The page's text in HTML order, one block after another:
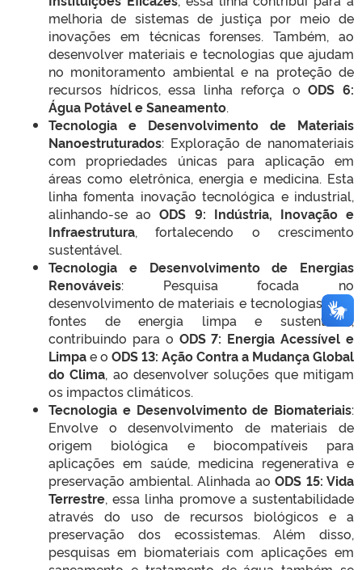
melhoria de sistemas de justiça por meio de
inovações em técnicas forenses. Também, ao
desenvolver materiais e tecnologias que ajudam
no monitoramento ambiental e na proteção de
recursos hídricos, essa linha reforça oODS 6:
Água Potável e Saneamento.
Tecnologia e Desenvolvimento de Materiais
Nanoestruturados: Exploração de nanomateriais
com propriedades únicas para aplicação em
áreas como eletrônica, energia e medicina. Esta
linha fomenta inovação tecnológica e industrial,
alinhando-se aoODS 9: Indústria, Inovação e
Infraestrutura, fortalecendo o crescimento
sustentável.
Tecnologia e Desenvolvimento de Energias
Renováveis: Pesquisa focada no
desenvolvimento de materiais e tecnologias para
fontes de energia limpa e sustentável,
contribuindo para o ODS 7: Energia Acessível e
Limpae o ODS 13: Ação Contra a Mudança Global
do Clima, ao desenvolver soluções que mitigam
os impactos climáticos.
Tecnologia e Desenvolvimento de Biomateriais:
Envolve o desenvolvimento de materiais de
origem biológica e biocompatíveis para
aplicações em saúde, medicina regenerativa e
preservação ambiental. Alinhada ao ODS 15: Vida
Terrestre, essa linha promove a sustentabilidade
através do uso de recursos biológicos e a
preservação dos ecossistemas. Além disso,
pesquisas em biomateriais com aplicações em